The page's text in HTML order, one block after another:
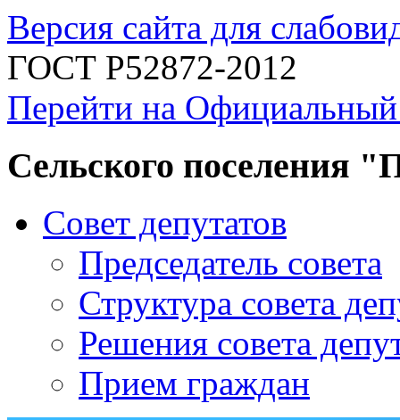
Версия сайта для
ГОСТ Р52872-2012
Перейти на
Сельского поселения
Совет депутатов
Председатель совета
Структура совета
Решения совета
Прием граждан